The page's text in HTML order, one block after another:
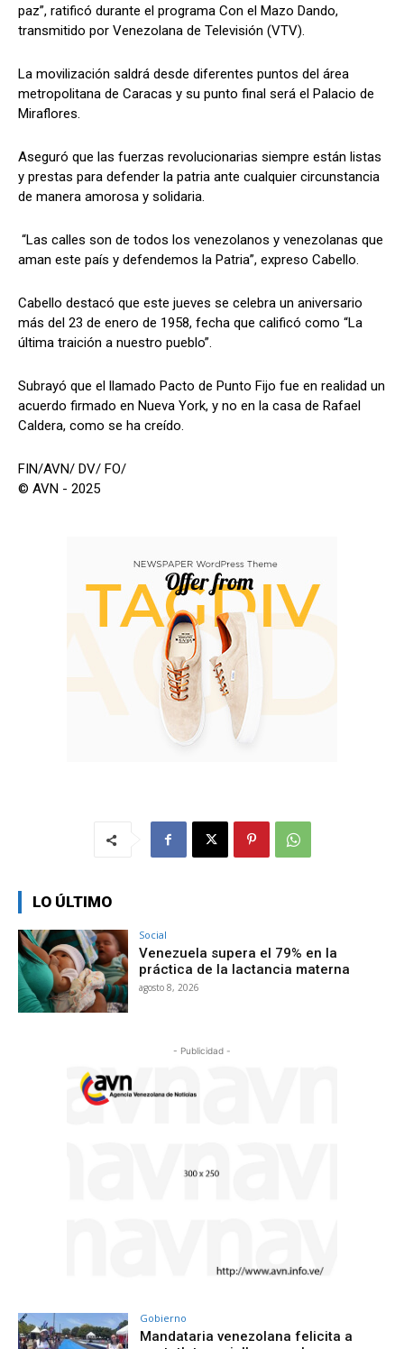
paz”, ratificó durante el programa Con el Mazo Dando,
transmitido por Venezolana de Televisión (VTV).
La movilización saldrá desde diferentes puntos del área
metropolitana de Caracas y su punto final será el Palacio de
Miraflores.
Aseguró que las fuerzas revolucionarias siempre están listas
y prestas para defender la patria ante cualquier circunstancia
de manera amorosa y solidaria.
“Las calles son de todos los venezolanos y venezolanas que
aman este país y defendemos la Patria”, expreso Cabello.
Cabello destacó que este jueves se celebra un aniversario
más del 23 de enero de 1958, fecha que calificó como “La
última traición a nuestro pueblo”.
Subrayó que el llamado Pacto de Punto Fijo fue en realidad un
acuerdo firmado en Nueva York, y no en la casa de Rafael
Caldera, como se ha creído.
FIN/AVN/ DV/ FO/
© AVN - 2025
LO ÚLTIMO
Social
Venezuela supera el 79% en la
práctica de la lactancia materna
agosto 8, 2026
- Publicidad -
Gobierno
Mandataria venezolana felicita a